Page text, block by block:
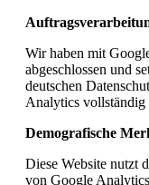
Wir haben mit
abgeschlossen und
deutschen
Analytics vollständig
Demografische
Diese Website nutzt
von Google